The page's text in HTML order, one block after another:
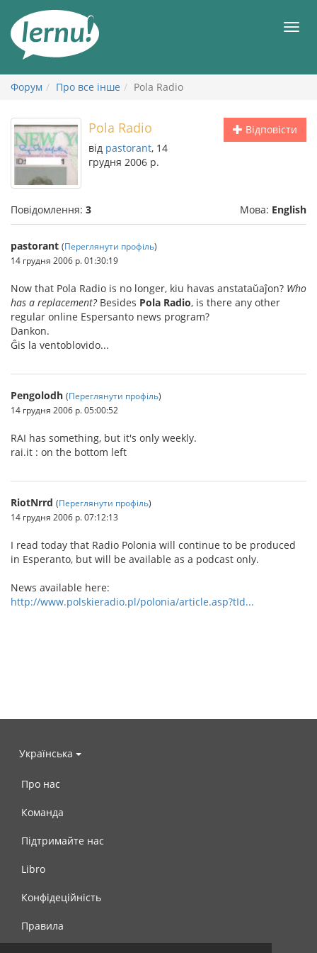
змісту
Форум Про все інше Pola Radio
Відповісти
Pola Radio
від pastorant, 14
грудня 2006 р.
Повідомлення: 3 Мова: English
pastorant (Переглянути профіль)
14 грудня 2006 р. 01:30:19
Now that Pola Radio is no longer, kiu havas anstataŭaĵon? Who
has a replacement?Besides Pola Radio, is there any other
regular online Espersanto news program?
Dankon.
Ĝis la ventoblovido...
Pengolodh (Переглянути профіль)
14 грудня 2006 р. 05:00:52
RAI has something, but it's only weekly.
rai.it : on the bottom left
RiotNrrd (Переглянути профіль)
14 грудня 2006 р. 07:12:13
I read today that Radio Polonia will continue to be produced
in Esperanto, but will be available as a podcast only.
News available here:
http://www.polskieradio.pl/polonia/article.asp?tId...
Українська
Про нас
Команда
Підтримайте нас
Libro
Конфідеційність
Правила